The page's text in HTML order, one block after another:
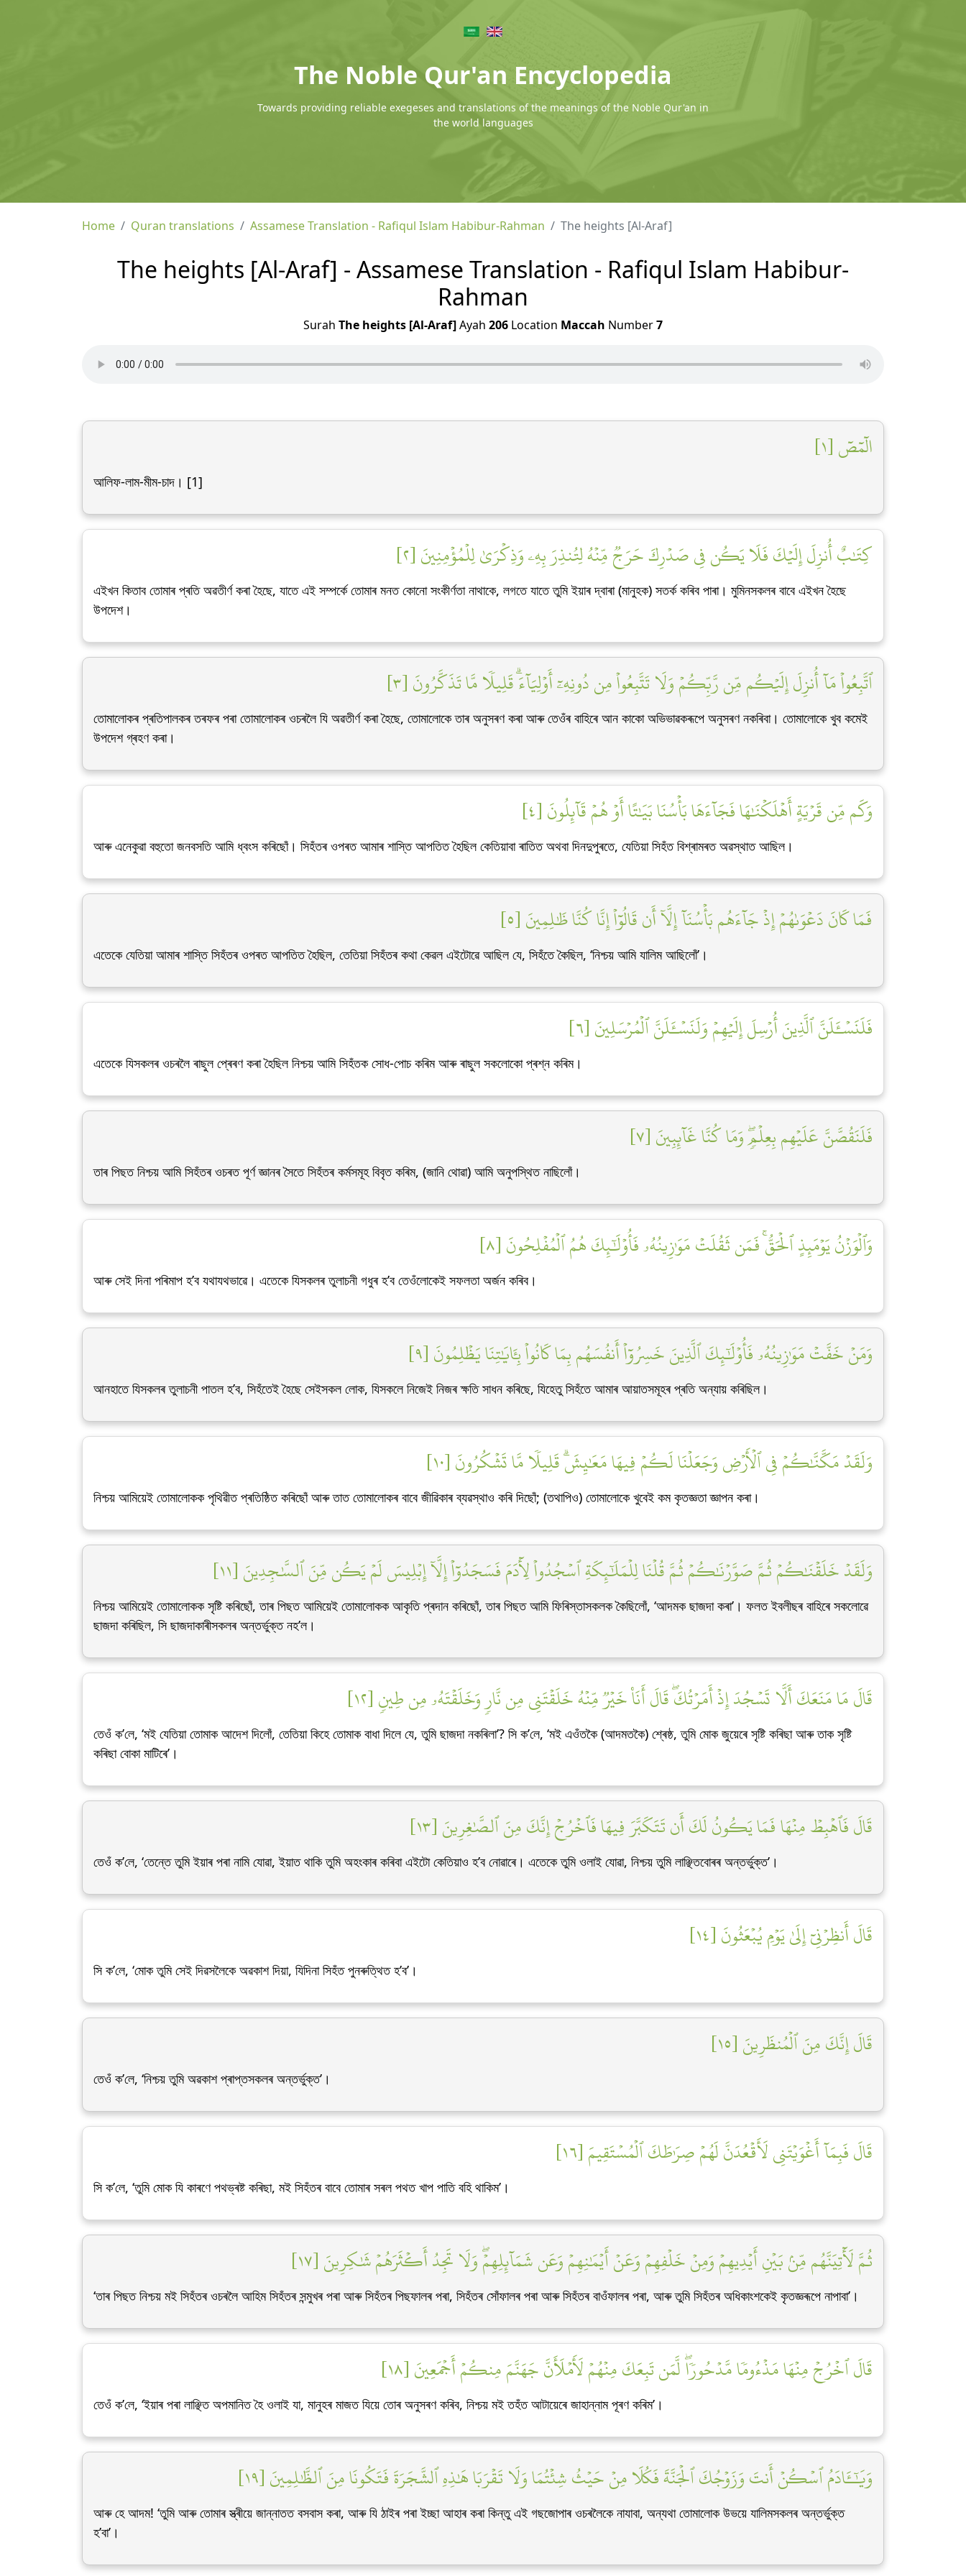
The Noble Qur'an Encyclopedia
Towards providing reliable exegeses and translations of the meanings of the Noble Qur'an in
the world languages
Home Quran translations Assamese Translation - Rafiqul Islam Habibur-Rahman The heights [Al-Araf]
The heights [Al-Araf] - Assamese Translation - Rafiqul Islam Habibur-
Rahman
Surah The heights [Al-Araf]Ayah 206 Location Maccah Number7
الٓمٓصٓ [١]
আলিফ-লাম-মীম-চাদ। [1]
كِتَٰبٌ أُنزِلَ إِلَيۡكَ فَلَا يَكُن فِي صَدۡرِكَ حَرَجٞ مِّنۡهُ لِتُنذِرَ بِهِۦ وَذِكۡرَىٰ لِلۡمُؤۡمِنِينَ [٢]
এইখন কিতাব তোমাৰ প্ৰতি অৱতীৰ্ণ কৰা হৈছে, যাতে এই সম্পৰ্কে তোমাৰ মনত কোনো সংকীৰ্ণতা নাথাকে, লগতে যাতে তুমি ইয়াৰ দ্বাৰা (মানুহক) সতৰ্ক কৰিব পাৰা। মুমিনসকলৰ বাবে এইখন হৈছে
উপদেশ।
ٱتَّبِعُواْ مَآ أُنزِلَ إِلَيۡكُم مِّن رَّبِّكُمۡ وَلَا تَتَّبِعُواْ مِن دُونِهِۦٓ أَوۡلِيَآءَۗ قَلِيلٗا مَّا تَذَكَّرُونَ [٣]
তোমালোকৰ প্ৰতিপালকৰ তৰফৰ পৰা তোমালোকৰ ওচৰলৈ যি অৱতীৰ্ণ কৰা হৈছে, তোমালোকে তাৰ অনুসৰণ কৰা আৰু তেওঁৰ বাহিৰে আন কাকো অভিভাৱকৰূপে অনুসৰণ নকৰিবা। তোমালোকে খুব কমেই
উপদেশ গ্ৰহণ কৰা।
وَكَم مِّن قَرۡيَةٍ أَهۡلَكۡنَٰهَا فَجَآءَهَا بَأۡسُنَا بَيَٰتًا أَوۡ هُمۡ قَآئِلُونَ [٤]
আৰু এনেকুৱা বহুতো জনবসতি আমি ধ্বংস কৰিছোঁ। সিহঁতৰ ওপৰত আমাৰ শাস্তি আপতিত হৈছিল কেতিয়াবা ৰাতিত অথবা দিনদুপুৰতে, যেতিয়া সিহঁত বিশ্ৰামৰত অৱস্থাত আছিল।
فَمَا كَانَ دَعۡوَىٰهُمۡ إِذۡ جَآءَهُم بَأۡسُنَآ إِلَّآ أَن قَالُوٓاْ إِنَّا كُنَّا ظَٰلِمِينَ [٥]
এতেকে যেতিয়া আমাৰ শাস্তি সিহঁতৰ ওপৰত আপতিত হৈছিল, তেতিয়া সিহঁতৰ কথা কেৱল এইটোৱে আছিল যে, সিহঁতে কৈছিল, ‘নিশ্চয় আমি যালিম আছিলোঁ’।
فَلَنَسۡـَٔلَنَّ ٱلَّذِينَ أُرۡسِلَ إِلَيۡهِمۡ وَلَنَسۡـَٔلَنَّ ٱلۡمُرۡسَلِينَ [٦]
এতেকে যিসকলৰ ওচৰলৈ ৰাছুল প্ৰেৰণ কৰা হৈছিল নিশ্চয় আমি সিহঁতক সোধ-পোচ কৰিম আৰু ৰাছুল সকলোকো প্ৰশ্ন কৰিম।
فَلَنَقُصَّنَّ عَلَيۡهِم بِعِلۡمٖۖ وَمَا كُنَّا غَآئِبِينَ [٧]
তাৰ পিছত নিশ্চয় আমি সিহঁতৰ ওচৰত পূৰ্ণ জ্ঞানৰ সৈতে সিহঁতৰ কৰ্মসমূহ বিবৃত কৰিম, (জানি থোৱা) আমি অনুপস্থিত নাছিলোঁ।
وَٱلۡوَزۡنُ يَوۡمَئِذٍ ٱلۡحَقُّۚ فَمَن ثَقُلَتۡ مَوَٰزِينُهُۥ فَأُوْلَٰٓئِكَ هُمُ ٱلۡمُفۡلِحُونَ [٨]
আৰু সেই দিনা পৰিমাপ হ’ব যথাযথভাৱে। এতেকে যিসকলৰ তুলাচনী গধুৰ হ’ব তেওঁলোকেই সফলতা অৰ্জন কৰিব।
وَمَنۡ خَفَّتۡ مَوَٰزِينُهُۥ فَأُوْلَٰٓئِكَ ٱلَّذِينَ خَسِرُوٓاْ أَنفُسَهُم بِمَا كَانُواْ بِـَٔايَٰتِنَا يَظۡلِمُونَ [٩]
আনহাতে যিসকলৰ তুলাচনী পাতল হ’ব, সিহঁতেই হৈছে সেইসকল লোক, যিসকলে নিজেই নিজৰ ক্ষতি সাধন কৰিছে, যিহেতু সিহঁতে আমাৰ আয়াতসমূহৰ প্ৰতি অন্যায় কৰিছিল।
وَلَقَدۡ مَكَّنَّٰكُمۡ فِي ٱلۡأَرۡضِ وَجَعَلۡنَا لَكُمۡ فِيهَا مَعَٰيِشَۗ قَلِيلٗا مَّا تَشۡكُرُونَ [١٠]
নিশ্চয় আমিয়েই তোমালোকক পৃথিৱীত প্ৰতিষ্ঠিত কৰিছোঁ আৰু তাত তোমালোকৰ বাবে জীৱিকাৰ ব্যৱস্থাও কৰি দিছোঁ; (তথাপিও) তোমালোকে খুবেই কম কৃতজ্ঞতা জ্ঞাপন কৰা।
وَلَقَدۡ خَلَقۡنَٰكُمۡ ثُمَّ صَوَّرۡنَٰكُمۡ ثُمَّ قُلۡنَا لِلۡمَلَٰٓئِكَةِ ٱسۡجُدُواْ لِأٓدَمَ فَسَجَدُوٓاْ إِلَّآ إِبۡلِيسَ لَمۡ يَكُن مِّنَ ٱلسَّٰجِدِينَ [١١]
নিশ্চয় আমিয়েই তোমালোকক সৃষ্টি কৰিছোঁ, তাৰ পিছত আমিয়েই তোমালোকক আকৃতি প্ৰদান কৰিছোঁ, তাৰ পিছত আমি ফিৰিস্তাসকলক কৈছিলোঁ, ‘আদমক ছাজদা কৰা’। ফলত ইবলীছৰ বাহিৰে সকলোৱে
ছাজদা কৰিছিল, সি ছাজদাকাৰীসকলৰ অন্তৰ্ভুক্ত নহ’ল।
قَالَ مَا مَنَعَكَ أَلَّا تَسۡجُدَ إِذۡ أَمَرۡتُكَۖ قَالَ أَنَا۠ خَيۡرٞ مِّنۡهُ خَلَقۡتَنِي مِن نَّارٖ وَخَلَقۡتَهُۥ مِن طِينٖ [١٢]
তেওঁ ক’লে, ‘মই যেতিয়া তোমাক আদেশ দিলোঁ, তেতিয়া কিহে তোমাক বাধা দিলে যে, তুমি ছাজদা নকৰিলা’? সি ক’লে, ‘মই এওঁতকৈ (আদমতকৈ) শ্ৰেষ্ঠ, তুমি মোক জুয়েৰে সৃষ্টি কৰিছা আৰু তাক সৃষ্টি
কৰিছা বোকা মাটিৰে’।
قَالَ فَٱهۡبِطۡ مِنۡهَا فَمَا يَكُونُ لَكَ أَن تَتَكَبَّرَ فِيهَا فَٱخۡرُجۡ إِنَّكَ مِنَ ٱلصَّٰغِرِينَ [١٣]
তেওঁ ক’লে, ‘তেন্তে তুমি ইয়াৰ পৰা নামি যোৱা, ইয়াত থাকি তুমি অহংকাৰ কৰিবা এইটো কেতিয়াও হ’ব নোৱাৰে। এতেকে তুমি ওলাই যোৱা, নিশ্চয় তুমি লাঞ্ছিতবোৰৰ অন্তৰ্ভুক্ত’।
قَالَ أَنظِرۡنِيٓ إِلَىٰ يَوۡمِ يُبۡعَثُونَ [١٤]
সি ক’লে, ‘মোক তুমি সেই দিৱসলৈকে অৱকাশ দিয়া, যিদিনা সিহঁত পুনৰুত্থিত হ’ব’।
قَالَ إِنَّكَ مِنَ ٱلۡمُنظَرِينَ [١٥]
তেওঁ ক’লে, ‘নিশ্চয় তুমি অৱকাশ প্ৰাপ্তসকলৰ অন্তৰ্ভুক্ত’।
قَالَ فَبِمَآ أَغۡوَيۡتَنِي لَأَقۡعُدَنَّ لَهُمۡ صِرَٰطَكَ ٱلۡمُسۡتَقِيمَ [١٦]
সি ক’লে, ‘তুমি মোক যি কাৰণে পথভ্ৰষ্ট কৰিছা, মই সিহঁতৰ বাবে তোমাৰ সৰল পথত খাপ পাতি বহি থাকিম’।
ثُمَّ لَأٓتِيَنَّهُم مِّنۢ بَيۡنِ أَيۡدِيهِمۡ وَمِنۡ خَلۡفِهِمۡ وَعَنۡ أَيۡمَٰنِهِمۡ وَعَن شَمَآئِلِهِمۡۖ وَلَا تَجِدُ أَكۡثَرَهُمۡ شَٰكِرِينَ [١٧]
‘তাৰ পিছত নিশ্চয় মই সিহঁতৰ ওচৰলৈ আহিম সিহঁতৰ সন্মুখৰ পৰা আৰু সিহঁতৰ পিছফালৰ পৰা, সিহঁতৰ সোঁফালৰ পৰা আৰু সিহঁতৰ বাওঁফালৰ পৰা, আৰু তুমি সিহঁতৰ অধিকাংশকেই কৃতজ্ঞৰূপে নাপাবা’।
قَالَ ٱخۡرُجۡ مِنۡهَا مَذۡءُومٗا مَّدۡحُورٗاۖ لَّمَن تَبِعَكَ مِنۡهُمۡ لَأَمۡلَأَنَّ جَهَنَّمَ مِنكُمۡ أَجۡمَعِينَ [١٨]
তেওঁ ক’লে, ‘ইয়াৰ পৰা লাঞ্ছিত অপমানিত হৈ ওলাই যা, মানুহৰ মাজত যিয়ে তোৰ অনুসৰণ কৰিব, নিশ্চয় মই তহঁত আটায়েৰে জাহান্নাম পূৰণ কৰিম’।
وَيَٰٓـَٔادَمُ ٱسۡكُنۡ أَنتَ وَزَوۡجُكَ ٱلۡجَنَّةَ فَكُلَا مِنۡ حَيۡثُ شِئۡتُمَا وَلَا تَقۡرَبَا هَٰذِهِ ٱلشَّجَرَةَ فَتَكُونَا مِنَ ٱلظَّٰلِمِينَ [١٩]
আৰু হে আদম! ‘তুমি আৰু তোমাৰ স্ত্ৰীয়ে জান্নাতত বসবাস কৰা, আৰু যি ঠাইৰ পৰা ইচ্ছা আহাৰ কৰা কিন্তু এই গছজোপাৰ ওচৰলৈকে নাযাবা, অন্যথা তোমালোক উভয়ে যালিমসকলৰ অন্তৰ্ভুক্ত
হ’বা’।